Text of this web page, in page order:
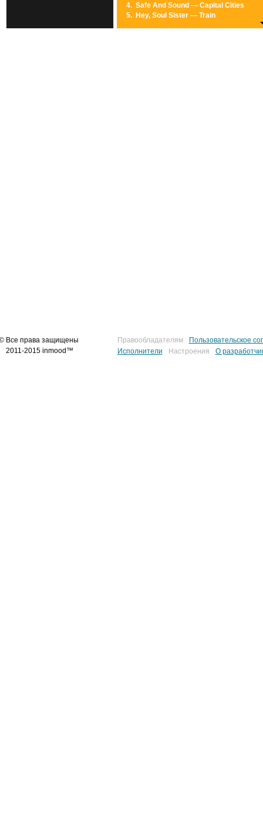
56% 15. Friction — Imagine Dragons
60% 16. I Know You Care (Radio
4. Safe And Sound — Capital Cities
5. Hey, Soul Sister — Train
Все права защищены
2011-2015 inmood™
Правообладателям
Пользовательское
Исполнители
Настроения О